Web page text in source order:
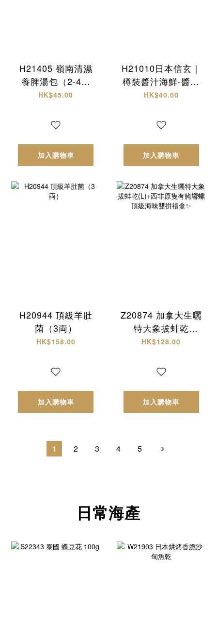
H21405 嶺南清濕
養脾湯包（2-4人
份）
HK$45.00
加入購物車
H21010日本信玄｜
樽裝醬汁海鮮-醬油
螺肉
HK$40.00
加入購物車
H20944 頂級羊肚
菌（3両）
HK$158.00
加入購物車
Z20874 加拿大生曬
特大象拔蚌乾
(L)+西非原隻有腌
禮盒✨
HK$128.00
加入購物車
1 2 3 4 5
日常海產